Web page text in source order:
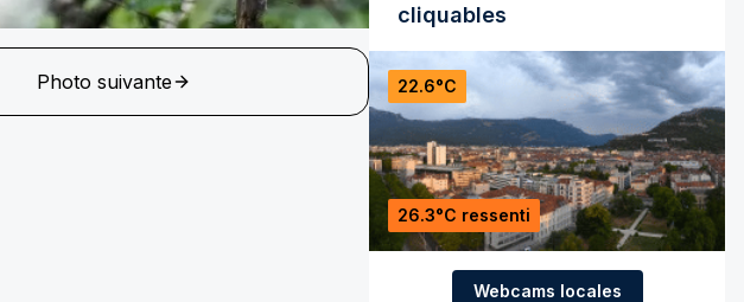
Photo suivante
cliquables
22.6°C
26.3°C ressenti
Webcams locales